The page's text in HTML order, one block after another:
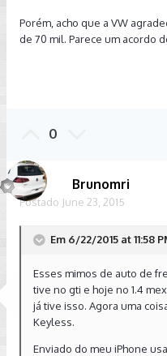
Porém, acho que a VW
de 70 mil. Parece um acordo
0
Brunomri
Postado June 23, 2015
Em 6/22/2015 at 11:58
Esses mimos de auto de
tive no gti e hoje no 1.4
já tive isso. Agora uma
Keyless.
Enviado do meu iPhone